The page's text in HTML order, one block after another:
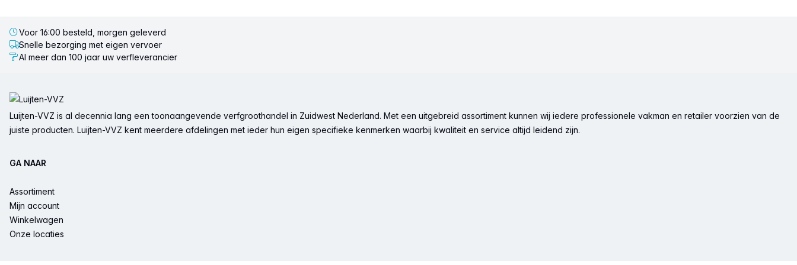
Voor 16:00 besteld, morgen geleverd
Snelle bezorging met eigen vervoer
Al meer dan 100 jaar uw verfleverancier
Luijten-VVZ is al decennia lang een toonaangevende verfgroothandel in Zuidwest Nederland. Met een uitgebreid assortiment kunnen wij iedere professionele vakman en retailer voorzien van de
juiste producten. Luijten-VVZ kent meerdere afdelingen met ieder hun eigen specifieke kenmerken waarbij kwaliteit en service altijd leidend zijn.
GA NAAR
Assortiment
Mijn account
Winkelwagen
Onze locaties